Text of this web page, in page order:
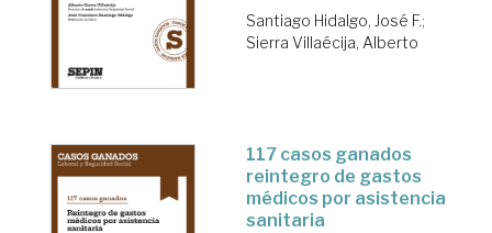
Santiago Hidalgo, José F.;
Sierra Villaécija, Alberto
117 casos ganados
reintegro de gastos
médicos por asistencia
sanitaria